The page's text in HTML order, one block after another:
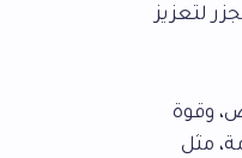
لتعزيز
وقوة
مثل